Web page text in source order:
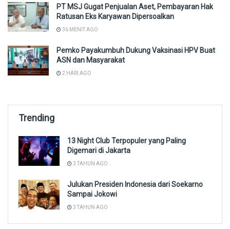
PT MSJ Gugat Penjualan Aset, Pembayaran Hak
Ratusan Eks Karyawan Dipersoalkan
36 MENIT AGO
Pemko Payakumbuh Dukung Vaksinasi HPV Buat
ASN dan Masyarakat
2 HARI AGO
Trending
13 Night Club Terpopuler yang Paling
Digemari di Jakarta
3 TAHUN AGO
Julukan Presiden Indonesia dari Soekarno
Sampai Jokowi
3 TAHUN AGO